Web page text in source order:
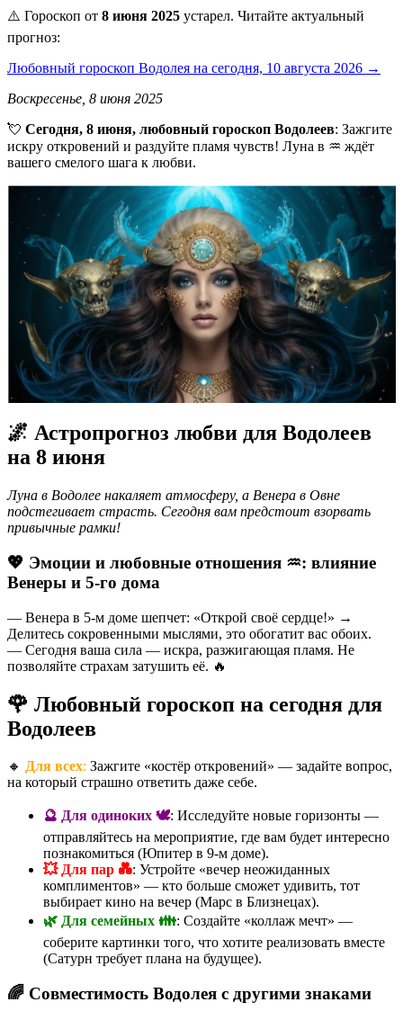
⚠️ Гороскоп от 8 июня 2025 устарел. Читайте актуальный
прогноз:
Любовный гороскоп Водолея на сегодня, 10 августа 2026 →
Воскресенье, 8 июня 2025
💘 Сегодня, 8 июня, любовный гороскоп Водолеев: Зажгите
искру откровений и раздуйте пламя чувств! Луна в ♒️ ждёт
вашего смелого шага к любви.
🌌 Астропрогноз любви для Водолеев
на 8 июня
Луна в Водолее накаляет атмосферу, а Венера в Овне
подстегивает страсть. Сегодня вам предстоит взорвать
привычные рамки!
💖 Эмоции и любовные отношения ♒️: влияние
Венеры и 5-го дома
— Венера в 5-м доме шепчет: «Открой своё сердце!» →
Делитесь сокровенными мыслями, это обогатит вас обоих.
— Сегодня ваша сила — искра, разжигающая пламя. Не
позволяйте страхам затушить её. 🔥
🌹 Любовный гороскоп на сегодня для
Водолеев
🔸 Для всех: Зажгите «костёр откровений» — задайте вопрос,
на который страшно ответить даже себе.
🔮 Для одиноких 🕊️: Исследуйте новые горизонты —
отправляйтесь на мероприятие, где вам будет интересно
познакомиться (Юпитер в 9-м доме).
💥 Для пар 💑: Устройте «вечер неожиданных
комплиментов» — кто больше сможет удивить, тот
выбирает кино на вечер (Марс в Близнецах).
🌿 Для семейных 👪: Создайте «коллаж мечт» —
соберите картинки того, что хотите реализовать вместе
(Сатурн требует плана на будущее).
🌈 Совместимость Водолея с другими знаками